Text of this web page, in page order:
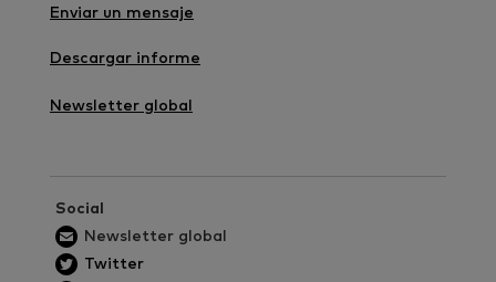
Enviar un mensaje
Descargar informe
Newsletter global
Social
Newsletter global
Twitter